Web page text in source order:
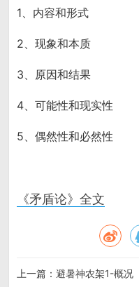
1、内容和形式
2、现象和本质
3、原因和结果
4、可能性和现实性
5、偶然性和必然性
《矛盾论》全文
上一篇：避暑神农架1-概况